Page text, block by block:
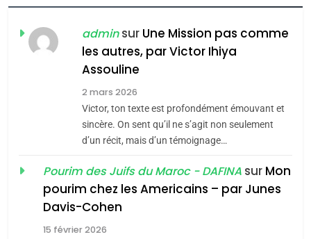
CE QUI NOUS MANQUE –
Jacques Hadida
JUDAISME
Maroc : Les amandes de
Tafraout, le miel de Tadla
Azilal consacrés produits
du terroir
DAFINA MAROC
Oeil ravageur – Vanessa
De Loya Stauber
adminsur Une Mission pas comme
les autres, par Victor Ihiya
Assouline
2 mars 2026
Victor, ton texte est profondément émouvant et
sincère. On sent qu’il ne s’agit non seulement
d’un récit, mais d’un témoignage…
Pourim des Juifs du Maroc - DAFINA sur Mon
pourim chez les Americains – par Junes
Davis-Cohen
15 février 2026